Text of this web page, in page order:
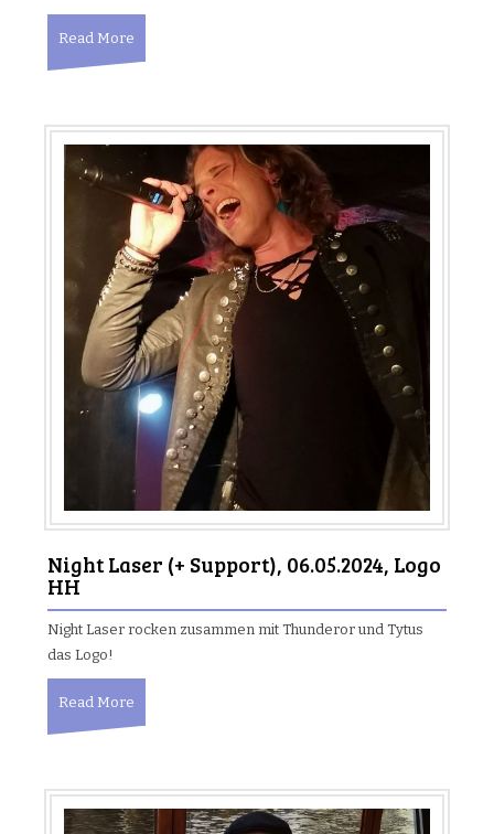
Read More
Night Laser (+ Support), 06.05.2024, Logo
HH
Night Laser rocken zusammen mit Thunderor und Tytus
das Logo!
Read More